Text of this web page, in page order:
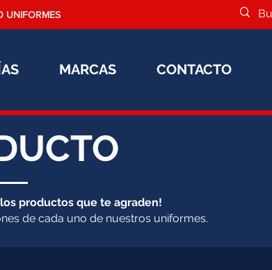
UNIFORMES
MARCAS CONTACTO
productos que te agraden!
de cada uno de nuestros uniformes.